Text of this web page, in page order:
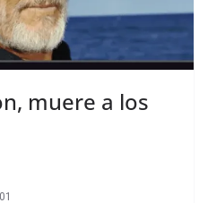
muere a los